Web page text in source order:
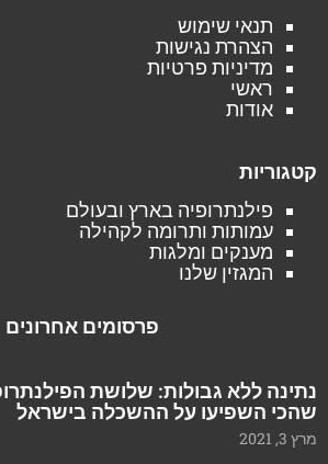
תנאי שימוש
הצהרת נגישות
מדיניות פרטיות
ראשי
אודות
קטגוריות
פילנתרופיה בארץ ובעולם
עמותות ותרומה לקהילה
מענקים ומלגות
המגזין שלנו
פרסומים אחרונים
נתינה ללא גבולות: שלושת
שהכי השפיעו על ההשכלה בישראל
מרץ 3, 2021